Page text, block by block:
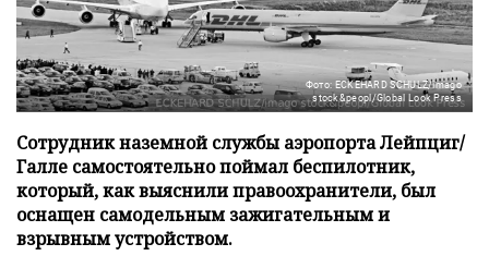
Фото: ECKEHARD SCHULZ/imago
stock&peopl/Global Look Press
Сотрудник наземной службы аэропорта Лейпциг/
Галле самостоятельно поймал беспилотник,
который, как выяснили правоохранители, был
оснащен самодельным зажигательным и
взрывным устройством.